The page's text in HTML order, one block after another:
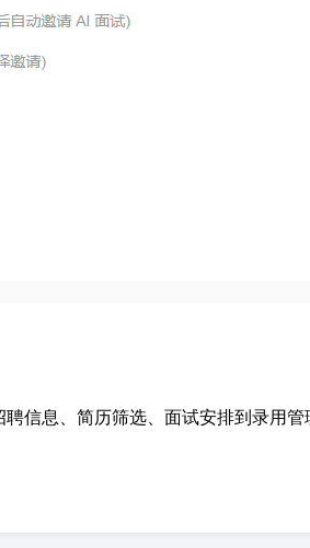
信息、简历筛选、面试安排到录用